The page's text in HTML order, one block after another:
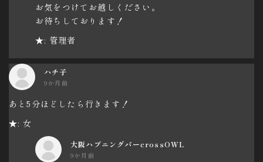
お気をつけてお越しください。
お待ちしております！
★: 管理者
ハチ子
9か月前
あと5分ほどしたら行きます！
★: 女
大阪ハプニングバーcrossOWL
9か月前